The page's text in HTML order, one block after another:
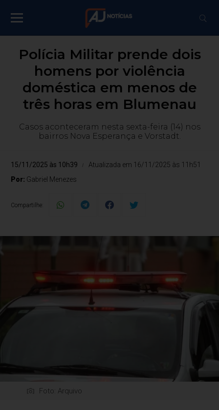
Polícia Militar prende dois
homens por violência
doméstica em menos de
três horas em Blumenau
Casos aconteceram nesta sexta-feira (14) nos
bairros Nova Esperança e Vorstadt.
15/11/2025 às 10h39
Atualizada em 16/11/2025 às 11h51
Por: Gabriel Menezes
Compartilhe:
Foto: Arquivo